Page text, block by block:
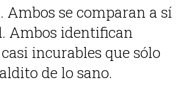
se comparan a sí
Ambos identifican
incurables que sólo
de lo sano.